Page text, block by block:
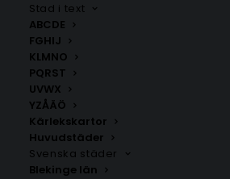
Stad i text
ABCDE
FGHIJ
KLMNO
PQRST
UVWX
YZÅÄÖ
Kärlekskartor
Huvudstäder
Svenska städer
Blekinge län